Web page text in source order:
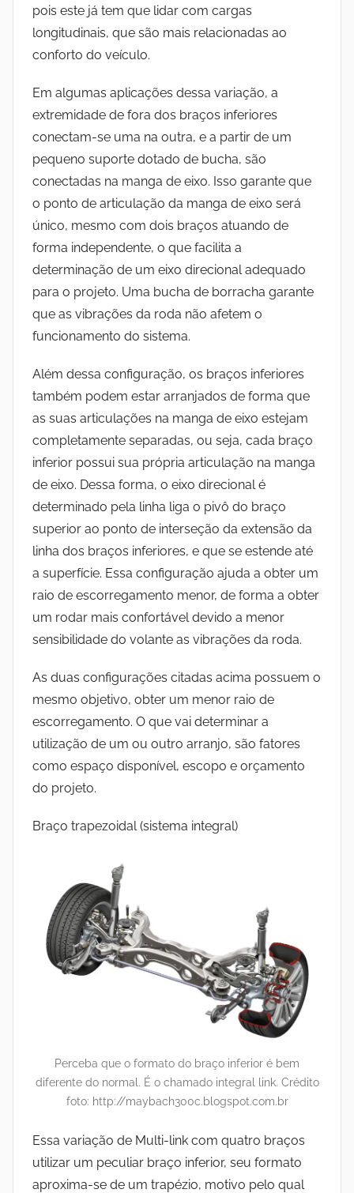
pois este já tem que lidar com cargas
longitudinais, que são mais relacionadas ao
conforto do veículo.
Em algumas aplicações dessa variação, a
extremidade de fora dos braços inferiores
conectam-se uma na outra, e a partir de um
pequeno suporte dotado de bucha, são
conectadas na manga de eixo. Isso garante que
o ponto de articulação da manga de eixo será
único, mesmo com dois braços atuando de
forma independente, o que facilita a
determinação de um eixo direcional adequado
para o projeto. Uma bucha de borracha garante
que as vibrações da roda não afetem o
funcionamento do sistema.
Além dessa configuração, os braços inferiores
também podem estar arranjados de forma que
as suas articulações na manga de eixo estejam
completamente separadas, ou seja, cada braço
inferior possui sua própria articulação na manga
de eixo. Dessa forma, o eixo direcional é
determinado pela linha liga o pivô do braço
superior ao ponto de interseção da extensão da
linha dos braços inferiores, e que se estende até
a superfície. Essa configuração ajuda a obter um
raio de escorregamento menor, de forma a obter
um rodar mais confortável devido a menor
sensibilidade do volante as vibrações da roda.
As duas configurações citadas acima possuem o
mesmo objetivo, obter um menor raio de
escorregamento. O que vai determinar a
utilização de um ou outro arranjo, são fatores
como espaço disponível, escopo e orçamento
do projeto.
Braço trapezoidal (sistema integral)
Perceba que o formato do braço inferior é bem
diferente do normal. É o chamado integral link. Crédito
foto: http://maybach300c.blogspot.com.br
Essa variação de Multi-link com quatro braços
utilizar um peculiar braço inferior, seu formato
aproxima-se de um trapézio, motivo pelo qual